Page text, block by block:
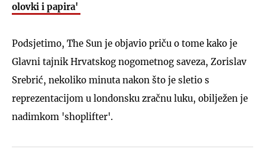
olovki i papira'
Podsjetimo, The Sun je objavio priču o tome kako je
Glavni tajnik Hrvatskog nogometnog saveza, Zorislav
Srebrić, nekoliko minuta nakon što je sletio s
reprezentacijom u londonsku zračnu luku, obilježen je
nadimkom 'shoplifter'.